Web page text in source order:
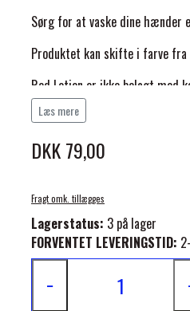
Sørg for at vaske dine hænder
Produktet kan skifte i farve fra
Red Lotion er ikke belagt med
Indhold:
Benzyl nikotinat, Ipa, Eddikesyre
3 år fra produktionsdato
Læs mere
DKK 79,00
Fragt omk. tillægges
Lagerstatus: 3 på lager
FORVENTET LEVERINGSTID:
−